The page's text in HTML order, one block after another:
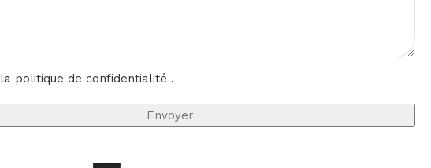
politique de confidentialité .